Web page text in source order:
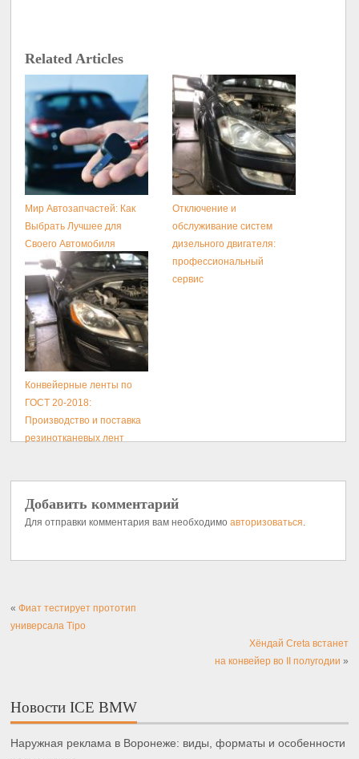
Related Articles
Мир Автозапчастей: Как
Выбрать Лучшее для
Своего Автомобиля
Отключение и
обслуживание систем
дизельного двигателя:
профессиональный
сервис
Конвейерные ленты по
ГОСТ 20-2018:
Производство и поставка
резинотканевых лент
Добавить комментарий
Для отправки комментария вам необходимоавторизоваться.
«Фиат тестирует прототип
универсала Tipo
Хёндай Creta встанет
на конвейер во II полугодии »
Новости ICE BMW
Наружная реклама в Воронеже: виды, форматы и особенности